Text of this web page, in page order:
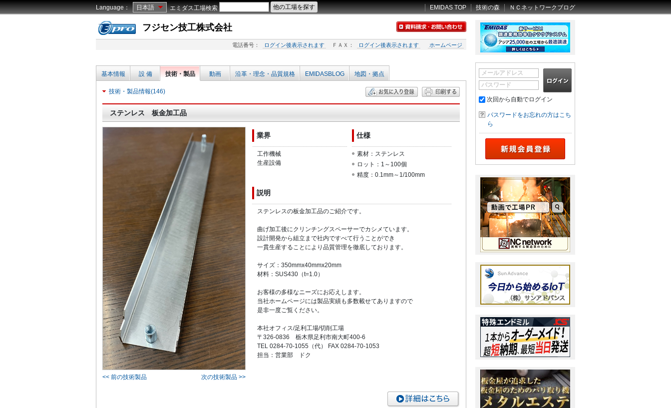
Language： 日本語 エミダス工場検索 EMIDAS TOP 技術の森 ＮＣネットワークブログ
フジセン技工株式会社
電話番号： ログイン後表示されます ＦＡＸ： ログイン後表示されます ホームページ
基本情報 設 備 技術・製品 動画 沿革・理念・品質規格 EMIDASBLOG 地図・拠点
技術・製品情報(146)
ステンレス 板金加工品
<< 前の技術製品 次の技術製品 >>
業界
工作機械
生産設備
仕様
素材：ステンレス
ロット：1～100個
精度：0.1mm～1/100mm
説明
ステンレスの板金加工品のご紹介です。
曲げ加工後にクリンチングスペーサーでカシメています。
設計開発から組立まで社内ですべて行うことができ
一貫生産することにより品質管理を徹底しております。
サイズ：350mmx40mmx20mm
材料：SUS430（t=1.0）
お客様の多様なニーズにお応えします。
当社ホームページには製品実績も多数載せてありますので
是非一度ご覧ください。
本社オフィス/足利工場/切削工場
〒326-0836 栃木県足利市南大町400-6
TEL 0284-70-1055（代） FAX 0284-70-1053
担当：営業部 ドク
メールアドレス
パスワード
次回から自動でログイン
パスワードをお忘れの方はこち
ら